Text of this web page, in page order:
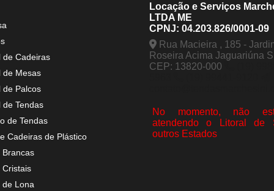
de Cadeiras
de Mesas
de Palcos
de Tendas
de Tendas
Cadeiras de Plástico
Brancas
Cristais
de Lona
Locação e Serviços
LTDA ME
CPNJ: 04.203.826/0001-09
Rua Macieira , 185 -
Roseira Acima Jaguariúna
CEP: 13820-000
No momento, não
atendendo o Litoral de
outros Estados